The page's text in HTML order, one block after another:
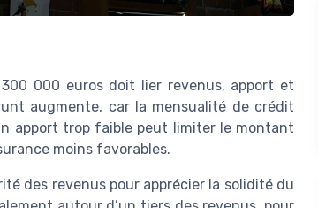
000 euros doit lier revenus, apport et
augmente, car la mensualité de crédit
apport trop faible peut limiter le montant
moins favorables.
des revenus pour apprécier la solidité du